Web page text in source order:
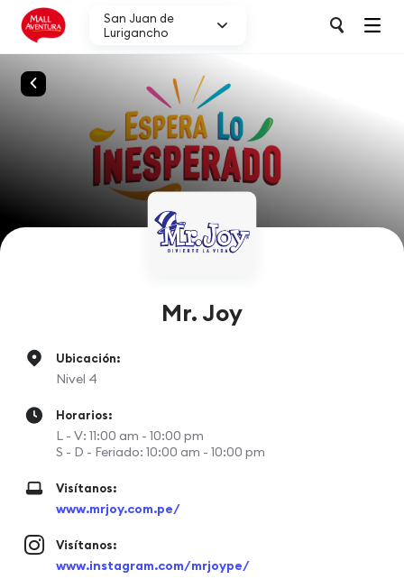
San Juan de
Lurigancho
Mr. Joy
Ubicación:
Nivel 4
Horarios:
L - V: 11:00 am - 10:00 pm
S - D - Feriado: 10:00 am - 10:00 pm
Visítanos:
www.mrjoy.com.pe/
Visítanos:
www.instagram.com/mrjoype/